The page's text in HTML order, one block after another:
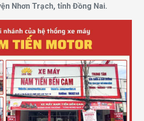
Nhơn Trạch, tỉnh Đồng Nai.